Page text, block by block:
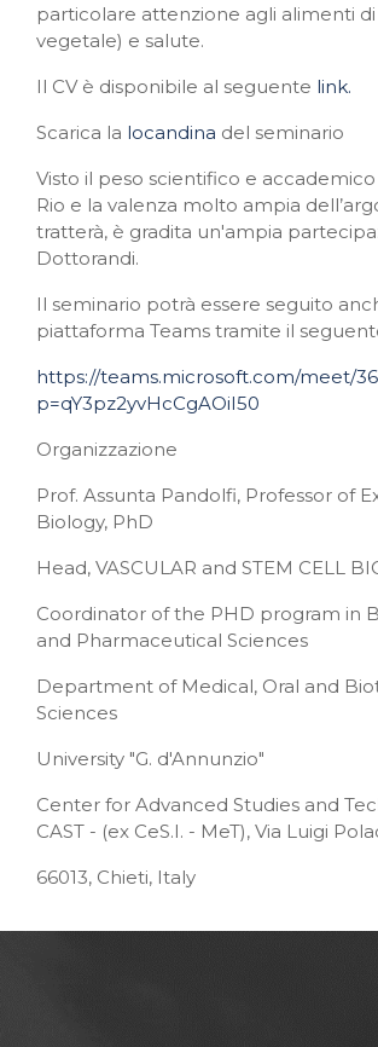
particolare attenzione agli alimenti
vegetale) e salute.
Il CV è disponibile al seguente link.
Scarica la locandina del seminario
Visto il peso scientifico e
Rio e la valenza molto ampia
tratterà, è gradita un'ampia
Dottorandi.
Il seminario potrà essere seguito
piattaforma Teams tramite il
https://teams.microsoft.com/meet/
p=qY3pz2yvHcCgAOiI50
Organizzazione
Prof. Assunta Pandolfi, Professor of
Biology, PhD
Head, VASCULAR and STEM CELL
Coordinator of the PHD program in
and Pharmaceutical Sciences
Department of Medical, Oral and
Sciences
University "G. d'Annunzio"
Center for Advanced Studies and
CAST - (ex CeS.I. - MeT), Via Luigi
66013, Chieti, Italy